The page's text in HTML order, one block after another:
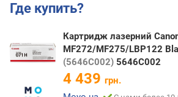
Где купить?
Картридж лазерний
MF272/MF275/LBP122
(5646C002) 5646C002
4 439 грн.